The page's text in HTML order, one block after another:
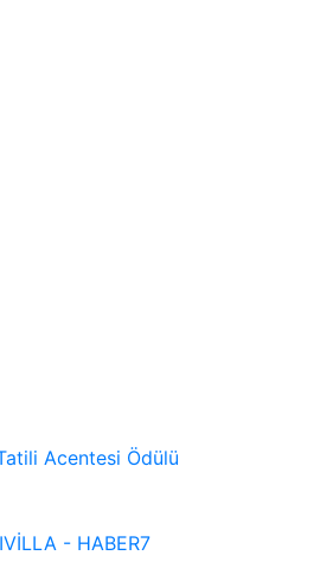
Acentesi Ödülü
- HABER7